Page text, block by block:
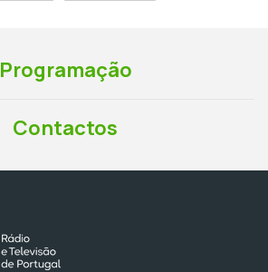
Programação
Contactos